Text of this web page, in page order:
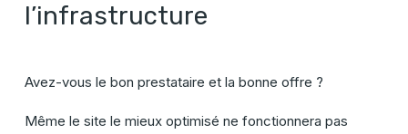
l’infrastructure
Avez-vous le bon prestataire et la bonne offre ?
Même le site le mieux optimisé ne fonctionnera pas